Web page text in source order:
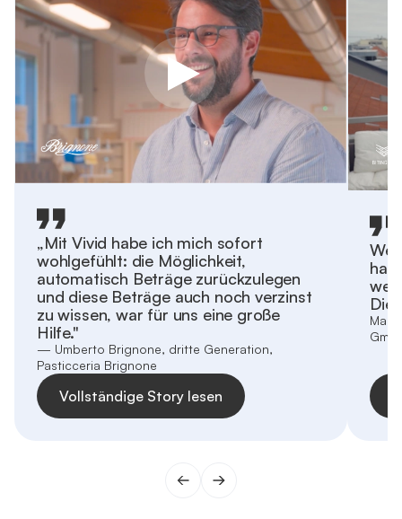
„Mit Vivid habe ich mich sofort
wohlgefühlt: die Möglichkeit,
automatisch Beträge zurückzulegen
und diese Beträge auch noch verzinst
zu wissen, war für uns eine große
Hilfe."
— Umberto Brignone, dritte Generation,
Pasticceria Brignone
Vollständige Story lesen